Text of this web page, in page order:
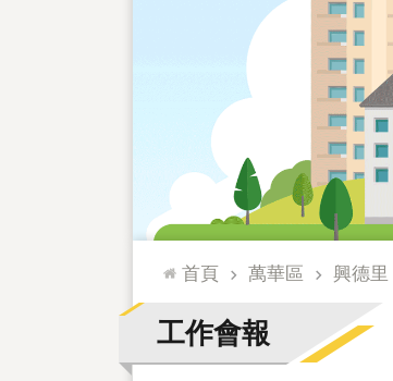
::: 首頁 萬華區 興德里
工作會報